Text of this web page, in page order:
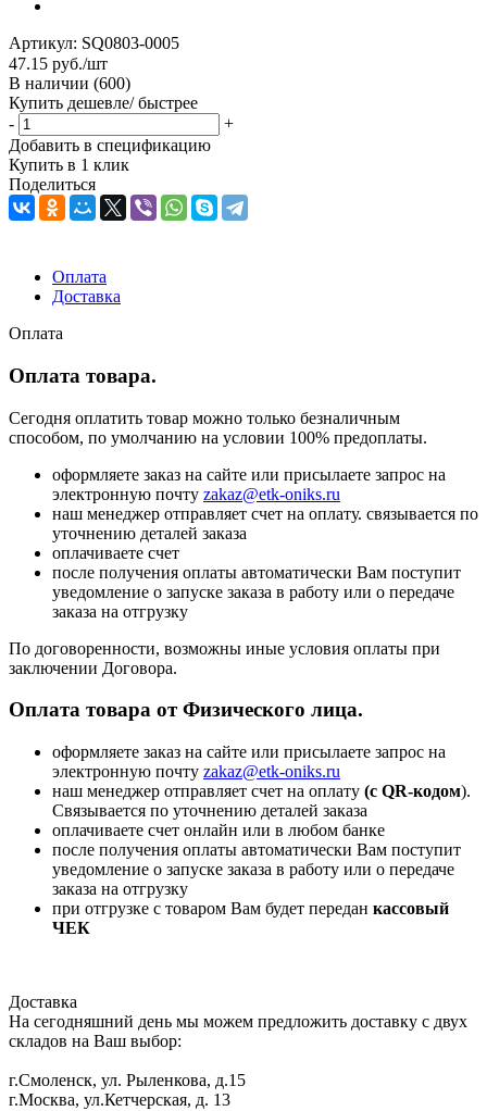
Артикул: SQ0803-0005
47.15 руб./шт
В наличии (600)
Купить дешевле/ быстрее
-
+
Добавить в спецификацию
Купить в 1 клик
Поделиться
Оплата
Доставка
Оплата
Оплата товара.
Сегодня оплатить товар можно только безналичным
способом, по умолчанию на условии 100% предоплаты.
оформляете заказ на сайте или присылаете запрос на
электронную почту zakaz@etk-oniks.ru
наш менеджер отправляет счет на оплату. связывается по
уточнению деталей заказа
оплачиваете счет
после получения оплаты автоматически Вам поступит
уведомление о запуске заказа в работу или о передаче
заказа на отгрузку
По договоренности, возможны иные условия оплаты при
заключении Договора.
Оплата товара от Физического лица.
оформляете заказ на сайте или присылаете запрос на
электронную почту zakaz@etk-oniks.ru
наш менеджер отправляет счет на оплату (с QR-кодом).
Связывается по уточнению деталей заказа
оплачиваете счет онлайн или в любом банке
после получения оплаты автоматически Вам поступит
уведомление о запуске заказа в работу или о передаче
заказа на отгрузку
при отгрузке с товаром Вам будет передан кассовый
ЧЕК
Доставка
На сегодняшний день мы можем предложить доставку с двух
складов на Ваш выбор:
г.Смоленск, ул. Рыленкова, д.15
г.Москва, ул.Кетчерская, д. 13